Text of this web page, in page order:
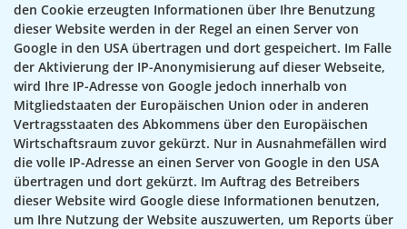
den Cookie erzeugten Informationen über Ihre Benutzung
dieser Website werden in der Regel an einen Server von
Google in den USA übertragen und dort gespeichert. Im Falle
der Aktivierung der IP-Anonymisierung auf dieser Webseite,
wird Ihre IP-Adresse von Google jedoch innerhalb von
Mitgliedstaaten der Europäischen Union oder in anderen
Vertragsstaaten des Abkommens über den Europäischen
Wirtschaftsraum zuvor gekürzt. Nur in Ausnahmefällen wird
die volle IP-Adresse an einen Server von Google in den USA
übertragen und dort gekürzt. Im Auftrag des Betreibers
dieser Website wird Google diese Informationen benutzen,
um Ihre Nutzung der Website auszuwerten, um Reports über